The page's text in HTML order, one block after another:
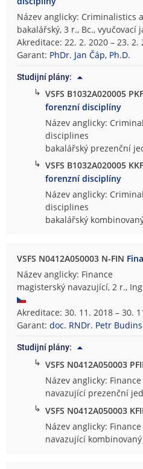
Název anglicky: Criminalistics
bakalářský, 3 r., Bc., vyučovací
Akreditace: 22. 2. 2020 – 23. 2.
Garant: PhDr. Jan Čáp, Ph.D.
Studijní plány:
↳ VSFS B1032A020005
forenzní disciplíny
Název anglicky:
disciplines
bakalářský prezenční
↳ VSFS B1032A020005
forenzní disciplíny
Název anglicky:
disciplines
bakalářský
VSFS N0412A050003 N-FIN
Název anglicky: Finance
magisterský navazující, 2 r.,
Akreditace: 30. 11. 2018 – 30.
Garant:doc. RNDr. Petr
Studijní plány:
↳ VSFS N0412A050003
Název anglicky: Finance
navazující prezenční
↳ VSFS N0412A050003
Název anglicky: Finance
navazující